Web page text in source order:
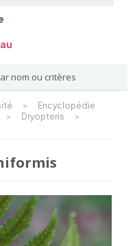
nom ou critères
>
Encyclopédie
> Dryopteris
>